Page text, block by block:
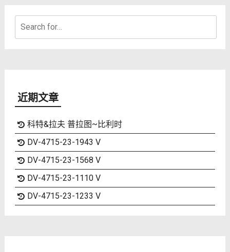
for:
近期文章
科特&拉夫 普拉图~比利时
DV-4715-23-1943 V
DV-4715-23-1568 V
DV-4715-23-1110 V
DV-4715-23-1233 V